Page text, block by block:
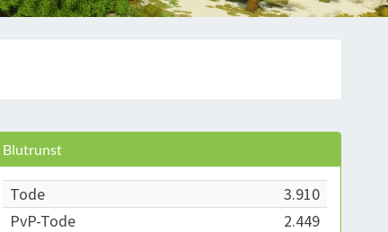
Blutrunst
Tode
3.910
PvP-Tode
2.449